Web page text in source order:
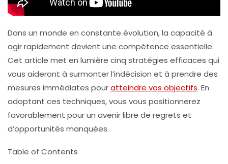
Dans un monde en constante évolution, la capacité à
agir rapidement devient une compétence essentielle.
Cet article met en lumière cinq stratégies efficaces qui
vous aideront à surmonter l’indécision et à prendre des
mesures immédiates pouratteindre vos objectifs. En
adoptant ces techniques, vous vous positionnerez
favorablement pour un avenir libre de regrets et
d’opportunités manquées.
Table of Contents